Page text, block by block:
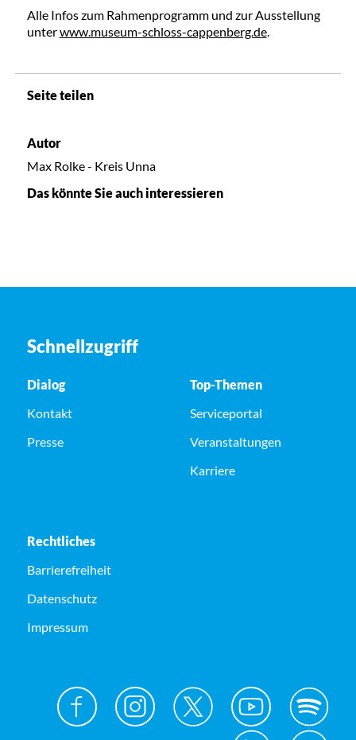
Alle Infos zum Rahmenprogramm und zur Ausstellung
unterwww.museum-schloss-cappenberg.de.
Seite teilen
Autor
Max Rolke - Kreis Unna
Das könnte Sie auch interessieren
Schnellzugriff
Dialog
Kontakt
Presse
Top-Themen
Serviceportal
Veranstaltungen
Karriere
Rechtliches
Barrierefreiheit
Datenschutz
Impressum